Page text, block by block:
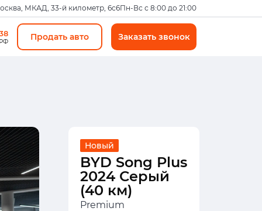
МКАД, 33-й километр, 6с6Пн-Вс с 8:00 до 21:00
Продать авто Заказать звонок
Новый
BYD Song Plus
2024 Серый
(40 км)
Premium